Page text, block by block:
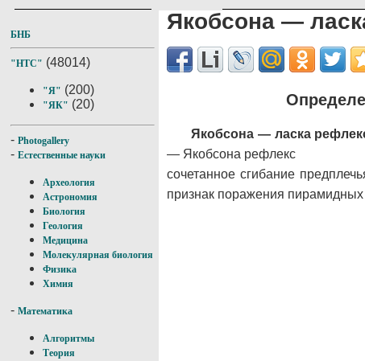
БНБ
"НТС" (48014)
"Я" (200)
"ЯК" (20)
- Photogallery
- Естественные науки
Археология
Астрономия
Биология
Геология
Медицина
Молекулярная биология
Физика
Химия
- Математика
Алгоритмы
Теория
Якобсона —
Якобсона — ласка
— Якобсона рефлекс
сочетанное сгибание
признак поражения пирамидных